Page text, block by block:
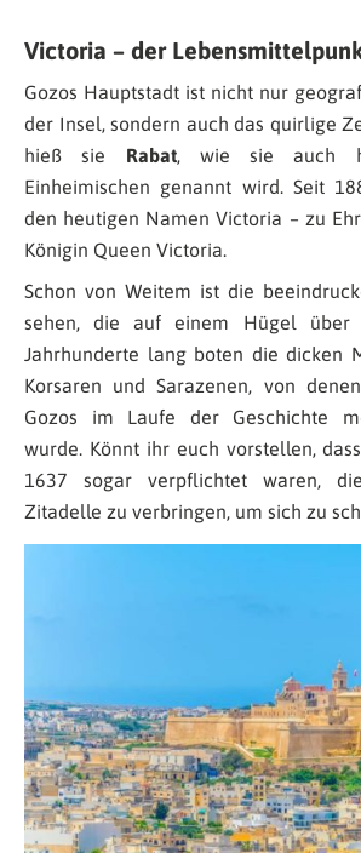
Victoria – der
Gozos Hauptstadt ist nicht nur
der Insel, sondern auch das quirlige
hieß sie Rabat, wie sie auch
Einheimischen genannt wird. Seit
den heutigen Namen Victoria – zu
Königin Queen Victoria.
Schon von Weitem ist die
sehen, die auf einem Hügel über
Jahrhunderte lang boten die dicken
Korsaren und Sarazenen, von
Gozos im Laufe der Geschichte
wurde. Könnt ihr euch vorstellen,
1637 sogar verpflichtet waren,
Zitadelle zu verbringen, um sich zu